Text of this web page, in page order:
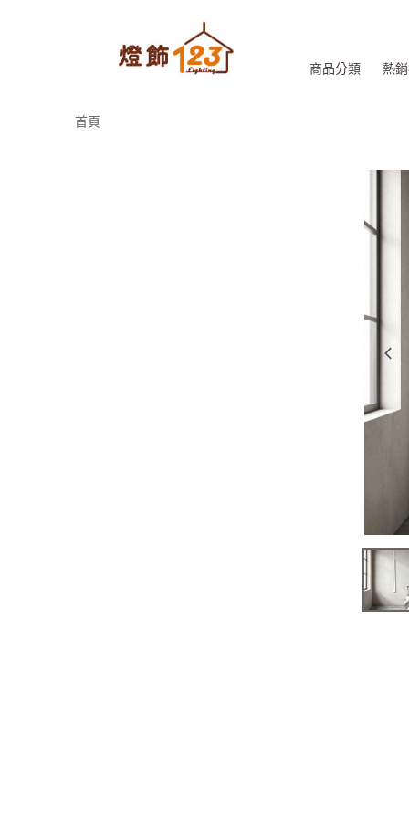
商品分類 熱
首頁